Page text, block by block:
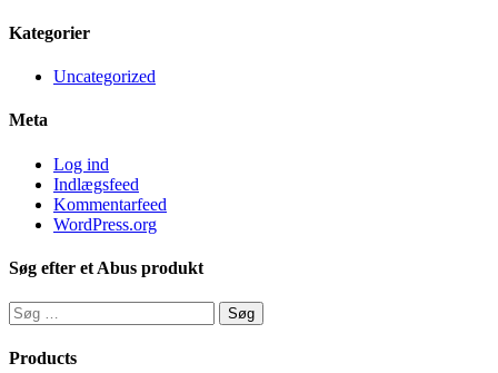
Kategorier
Uncategorized
Meta
Log ind
Indlægsfeed
Kommentarfeed
WordPress.org
Søg efter et Abus produkt
Søg
efter:
Products